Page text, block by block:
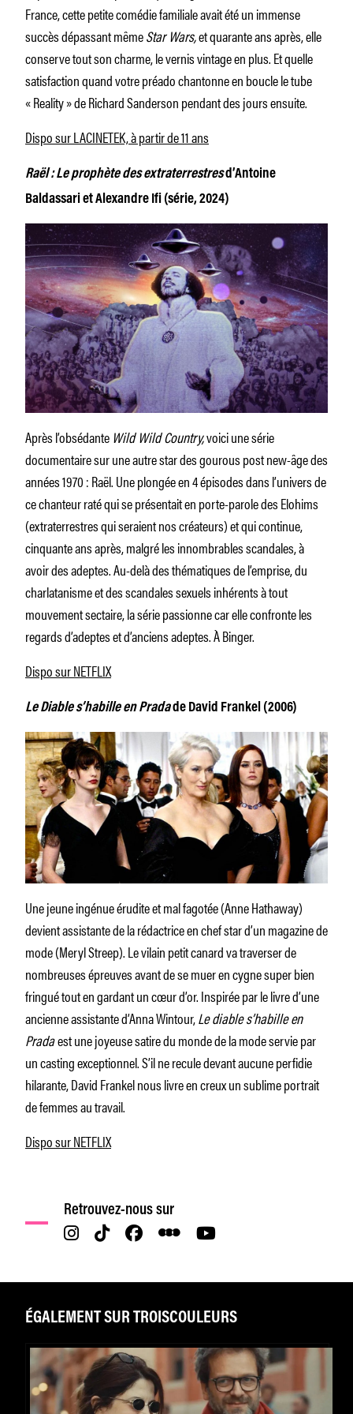
France, cette petite comédie familiale avait été un immense
succès dépassant mêmeStar Wars,et quarante ans après, elle
conserve tout son charme, le vernis vintage en plus. Et quelle
satisfaction quand votre préado chantonne en boucle le tube
« Reality » de Richard Sanderson pendant des jours ensuite.
Dispo sur LACINETEK, à partir de 11 ans
Raël : Le prophète des extraterrestresd’Antoine
Baldassari et Alexandre Ifi (série, 2024)
Après l’obsédanteWild Wild Country,voici une série
documentaire sur une autre star des gourous post new-âge des
années 1970 : Raël. Une plongée en 4 épisodes dans l’univers de
ce chanteur raté qui se présentait en porte-parole des Elohims
(extraterrestres qui seraient nos créateurs) et qui continue,
cinquante ans après, malgré les innombrables scandales, à
avoir des adeptes. Au-delà des thématiques de l’emprise, du
charlatanisme et des scandales sexuels inhérents à tout
mouvement sectaire, la série passionne car elle confronte les
regards d’adeptes et d’anciens adeptes. À Binger.
Dispo sur NETFLIX
Le Diable s’habille en Pradade David Frankel (2006)
Une jeune ingénue érudite et mal fagotée (Anne Hathaway)
devient assistante de la rédactrice en chef star d’un magazine de
mode (Meryl Streep). Le vilain petit canard va traverser de
nombreuses épreuves avant de se muer en cygne super bien
fringué tout en gardant un cœur d’or. Inspirée par le livre d’une
ancienne assistante d’Anna Wintour,Le diable s’habille en
Pradaest une joyeuse satire du monde de la mode servie par
un casting exceptionnel. S’il ne recule devant aucune perfidie
hilarante, David Frankel nous livre en creux un sublime portrait
de femmes au travail.
Dispo sur NETFLIX
Retrouvez-nous sur
ÉGALEMENT SUR TROISCOULEURS